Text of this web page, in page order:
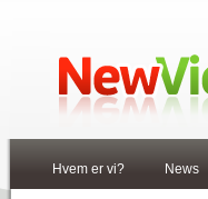
Hvem er vi? News